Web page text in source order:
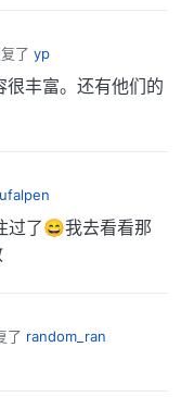
了 yp
很丰富。还有他们的
过了😄我去看看那
了 random_ran